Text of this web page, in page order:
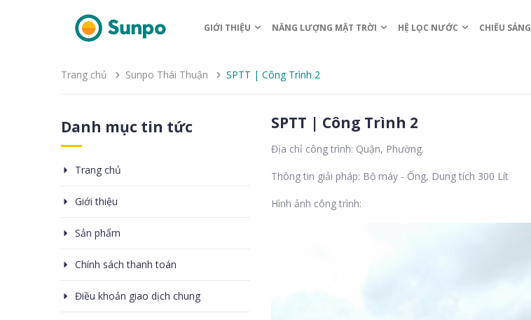
GIỚI THIỆU NĂNG LƯỢNG MẶT TRỜI HỆ LỌC NƯỚC CHIẾU SÁNG
Trang chủ Sunpo Thái Thuận SPTT | Công Trình 2
SPTT | Công Trình 2
Địa chỉ công trình: Quận, Phường.
Thông tin giải pháp: Bộ máy - Ống, Dung tích 300 Lít
Hình ảnh công trình:
Danh mục tin tức
Trang chủ
Giới thiệu
Sản phẩm
Chính sách thanh toán
Điều khoản giao dịch chung